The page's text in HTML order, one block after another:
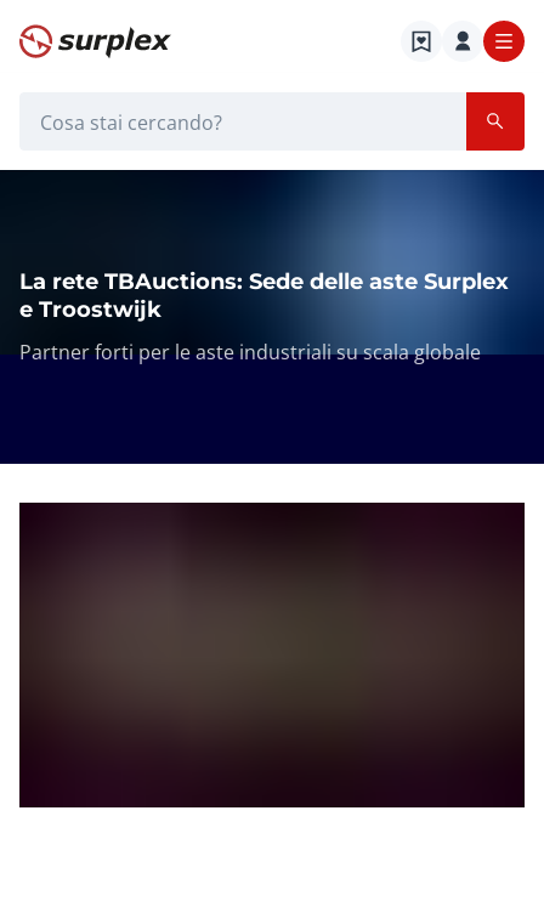
Home
La rete TBAuctions: Sede delle aste Surplex
e Troostwijk
Partner forti per le aste industriali su scala globale